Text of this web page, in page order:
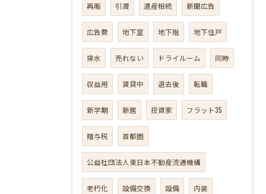
再販 引渡 遺産相続 新聞広告
広告費 地下室 地下階 地下住戸
排水 売れない ドライルーム 同時
収益用 賃貸中 退去後 転職
新学期 新居 投資家 フラット35
贈与税 首都圏
公益社団法人東日本不動産流通機構
老朽化 設備交換 設備 内装